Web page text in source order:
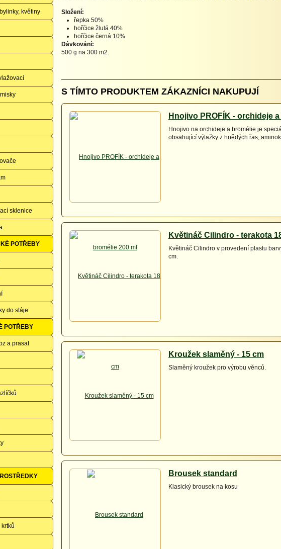
květiny
sklenice
POTŘEBY
do stáje
POTŘEBY
a prasat
Složení:
řepka 50%
hořčice žlutá 40%
hořčice černá 10%
Dávkování:
500 g na 300 m2.
S TÍMTO PRODUKTEM ZÁKAZNÍCI NAKUPUJÍ
Hnojivo PROFÍK - orchideje a
Hnojivo na orchideje a bromélie je
obsahující výtažky z hnědých řas,
Květináč Cilindro - terakota
Květináč Cilindro v provedení plastu
cm.
Kroužek slaměný - 15 cm
Slaměný kroužek pro výrobu věnců.
Brousek standard
Klasický brousek na kosu